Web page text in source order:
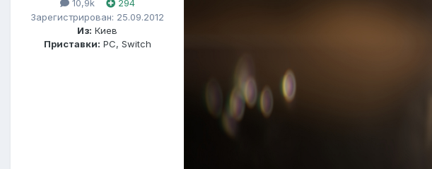
10,9k
294
Зарегистрирован: 25.09.2012
Из: Киев
Приставки: PC, Switch